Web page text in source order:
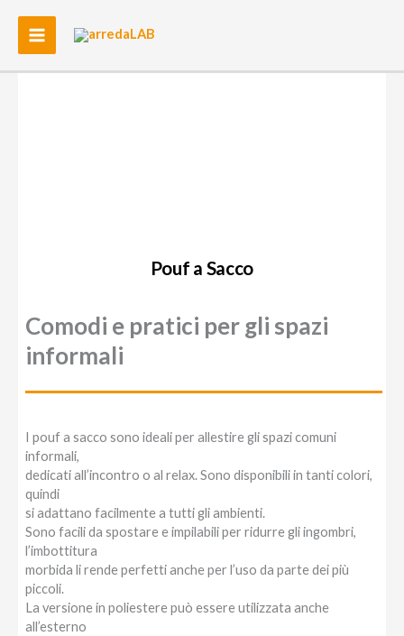
contenuto
Pouf a Sacco
Comodi e pratici per gli spazi
informali
I pouf a sacco sono ideali per allestire gli spazi comuni
informali,
dedicati all’incontro o al relax. Sono disponibili in tanti colori,
quindi
si adattano facilmente a tutti gli ambienti.
Sono facili da spostare e impilabili per ridurre gli ingombri,
l’imbottitura
morbida li rende perfetti anche per l’uso da parte dei più
piccoli.
La versione in poliestere può essere utilizzata anche
all’esterno